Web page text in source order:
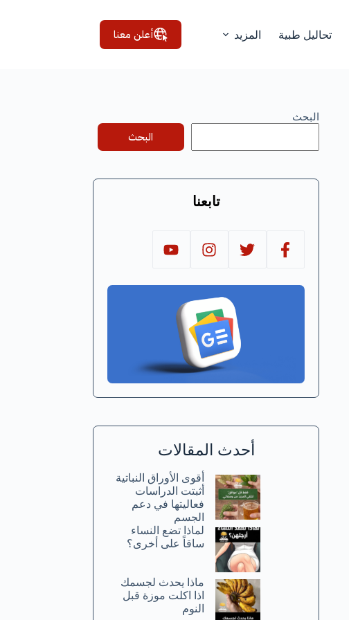
تحاليل طبية المزيد أعلن معنا
البحث
البحث
تابعنا
أحدث المقالات
أقوى الأوراق النباتية
أثبتت الدراسات
فعاليتها في دعم
الجسم
لماذا تضع النساء
ساقاً على أخرى؟
ماذا يحدث لجسمك
اذا اكلت موزة قبل
النوم